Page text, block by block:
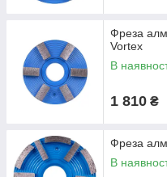
Фреза
Vortex
В
1 810 ₴
Фреза
В